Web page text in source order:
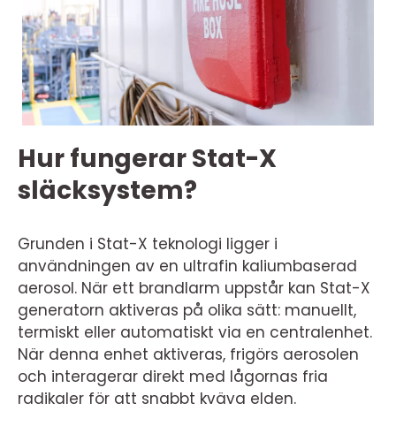
Hur fungerar Stat-X
släcksystem?
Grunden i Stat-X teknologi ligger i
användningen av en ultrafin kaliumbaserad
aerosol. När ett brandlarm uppstår kan Stat-X
generatorn aktiveras på olika sätt: manuellt,
termiskt eller automatiskt via en centralenhet.
När denna enhet aktiveras, frigörs aerosolen
och interagerar direkt med lågornas fria
radikaler för att snabbt kväva elden.